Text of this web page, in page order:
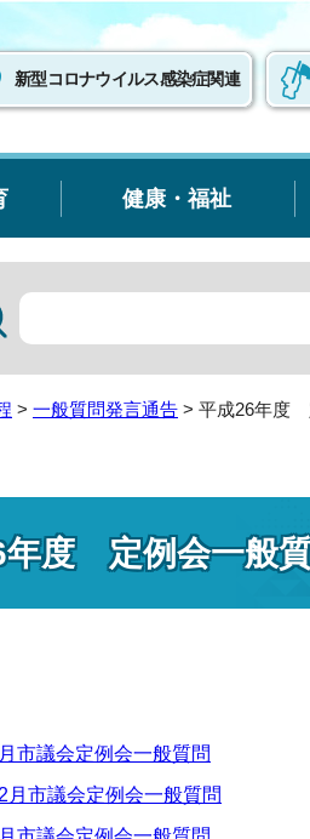
新型コロナウイルス感染症関連
健康・福祉
> 一般質問発言通告 > 平成26年度
年度 定例会一般
市議会定例会一般質問
月市議会定例会一般質問